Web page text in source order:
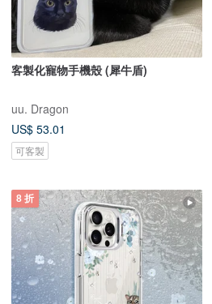
客製化寵物手機殼 (犀牛盾)
uu. Dragon
US$ 53.01
可客製
8 折